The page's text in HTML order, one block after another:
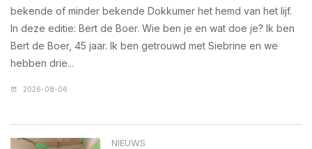
bekende of minder bekende Dokkumer het hemd van het lijf.
In deze editie: Bert de Boer. Wie ben je en wat doe je? Ik ben
Bert de Boer, 45 jaar. Ik ben getrouwd met Siebrine en we
hebben drie...
2026-08-06
NIEUWS